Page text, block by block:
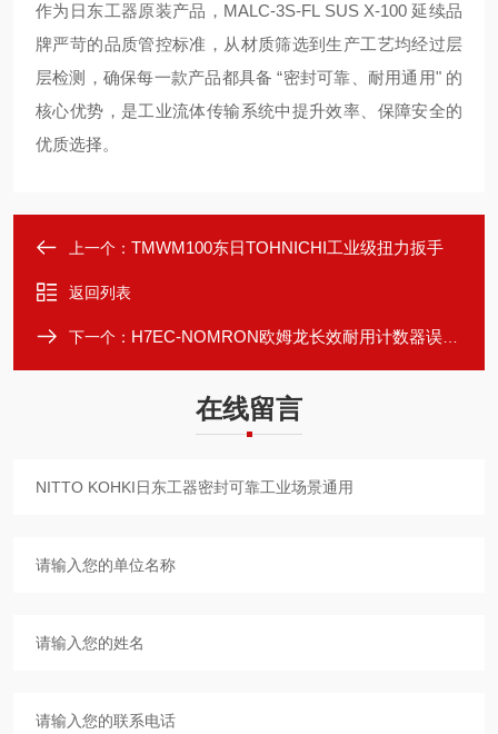
作为日东工器原装产品，MALC-3S-FL SUS X-100 延续品
牌严苛的品质管控标准，从材质筛选到生产工艺均经过层
层检测，确保每一款产品都具备 “密封可靠、耐用通用" 的
核心优势，是工业流体传输系统中提升效率、保障安全的
优质选择。
上一个： TMWM100东日TOHNICHI工业级扭力扳手
返回列表
下一个： H7EC-NOMRON欧姆龙长效耐用计数器误差小数据可靠
在线留言